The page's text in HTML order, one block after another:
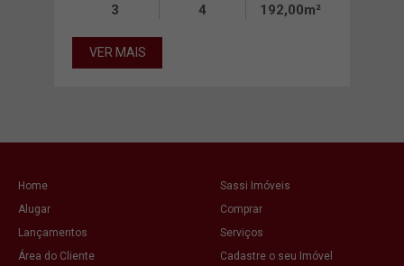
3 4 192,00m²
VER MAIS
Home
Sassi Imóveis
Alugar
Comprar
Lançamentos
Serviços
Área do Cliente
Cadastre o seu Imóvel